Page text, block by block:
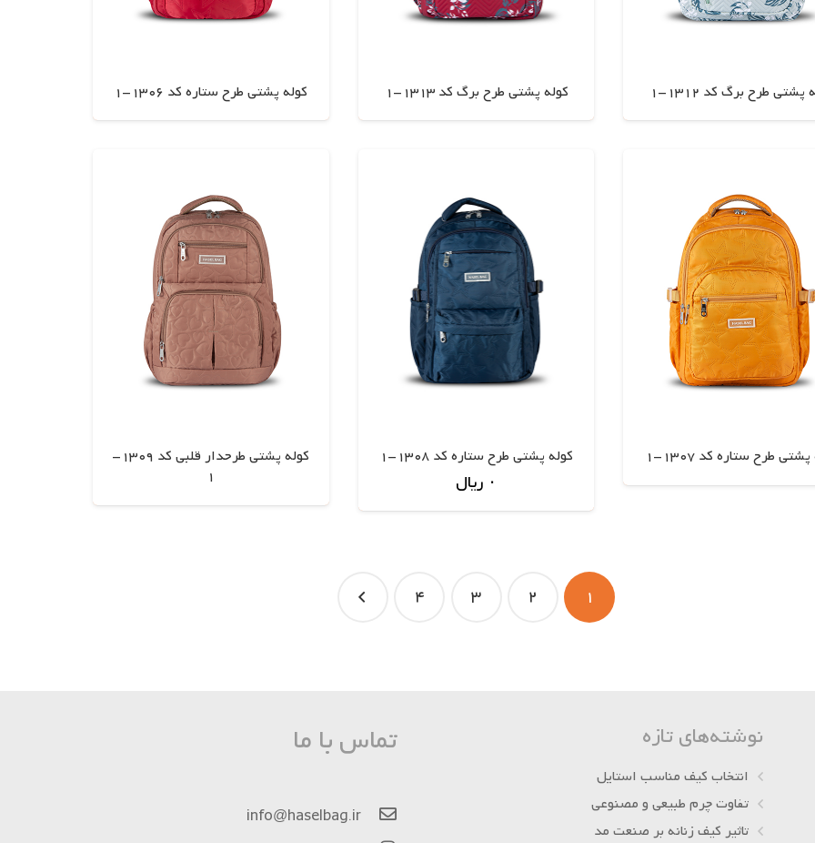
پشتی طرح برگ کد 1312-1
اطلاعات بیشتر
کوله پشتی طرح برگ کد 1313-1
اطلاعات بیشتر
کوله پشتی طرح ستاره کد 1306-1
اطلاعات بیشتر
طرح ستاره کد 1307-1
اطلاعات بیشتر
کوله پشتی طرح ستاره کد 1308-1
۰ ریال
اطلاعات بیشتر
کوله پشتی طرحدار قلبی کد 1309-
1
1
2
3
4
نوشته‌های تازه
انتخاب کیف مناسب استایل
تفاوت چرم طبیعی و مصنوعی
تاثیر کیف زنانه بر صنعت مد
تماس با ما
info@haselbag.ir